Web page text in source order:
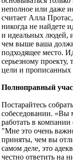
неполное или даже
считает Алла
никогда не найдете
и идеальных людей,
чем выше ваша
подходящее место.
серьезному
цели и прописанных
Полноправный
Постарайтесь
собеседовании. «Вы
работать в
"Мне это очень
приняты, чем вы
самом деле, это
честно ответить на